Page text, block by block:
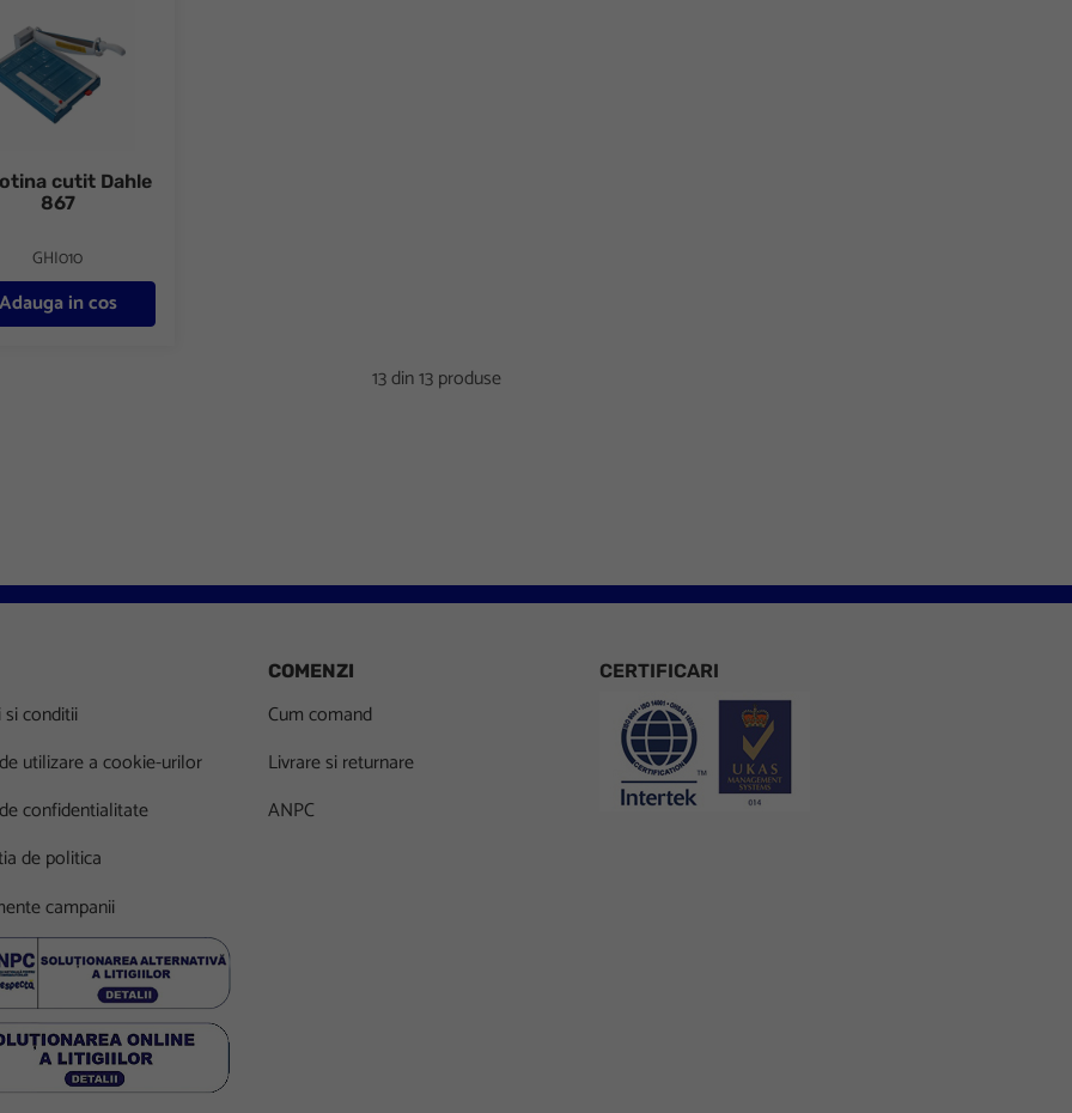
cutit Dahle
867
GHI010
in cos
13 din 13 produse
conditii
utilizare a cookie-urilor
confidentialitate
de politica
campanii
COMENZI
Cum comand
Livrare si returnare
ANPC
CERTIFICARI